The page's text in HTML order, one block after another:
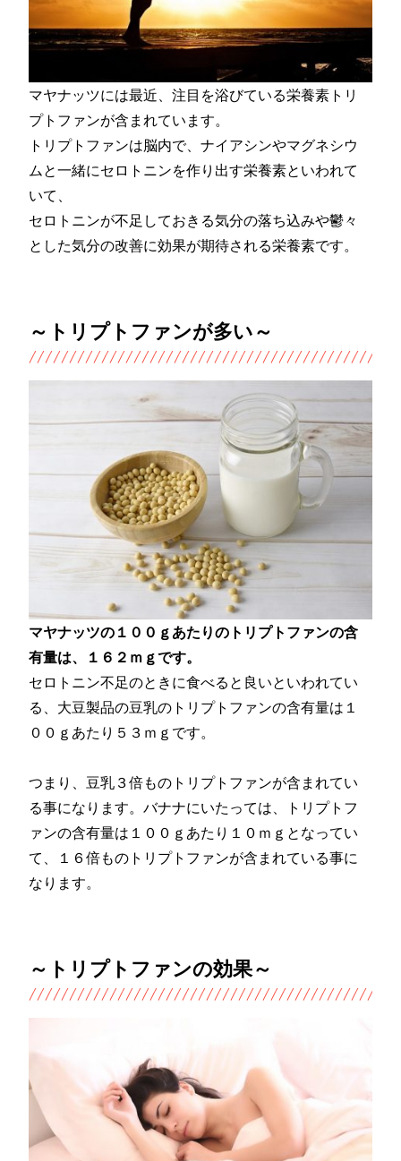
マヤナッツには最近、注目を浴びている栄養素トリ
プトファンが含まれています。
トリプトファンは脳内で、ナイアシンやマグネシウ
ムと一緒にセロトニンを作り出す栄養素といわれて
いて、
セロトニンが不足しておきる気分の落ち込みや鬱々
とした気分の改善に効果が期待される栄養素です。
～トリプトファンが多い～
マヤナッツの１００ｇあたりのトリプトファンの含
有量は、１６２ｍｇです。
セロトニン不足のときに食べると良いといわれてい
る、大豆製品の豆乳のトリプトファンの含有量は１
００ｇあたり５３ｍｇです。
つまり、豆乳３倍ものトリプトファンが含まれてい
る事になります。バナナにいたっては、トリプトフ
ァンの含有量は１００ｇあたり１０ｍｇとなってい
て、１６倍ものトリプトファンが含まれている事に
なります。
～トリプトファンの効果～